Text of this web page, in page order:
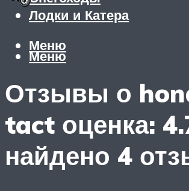
Лодки и Катера
Меню
Меню
Отзывы о
tact оценка:
найдено 4